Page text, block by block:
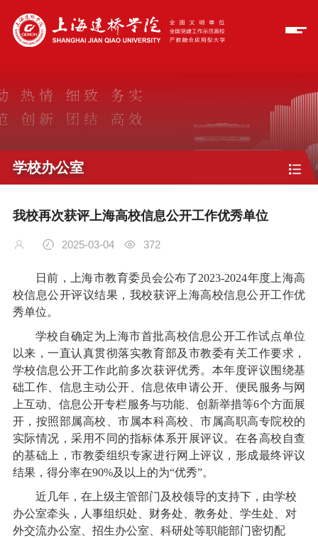
学校办公室
我校再次获评上海高校信息公开工作优秀单位
2025-03-04 372
日前，上海市教育委员会公布了2023-2024年度上海高
校信息公开评议结果，我校获评上海高校信息公开工作优
秀单位。
学校自确定为上海市首批高校信息公开工作试点单位
以来，一直认真贯彻落实教育部及市教委有关工作要求，
学校信息公开工作此前多次获评优秀。本年度评议围绕基
础工作、信息主动公开、信息依申请公开、便民服务与网
上互动、信息公开专栏服务与功能、创新举措等6个方面展
开，按照部属高校、市属本科高校、市属高职高专院校的
实际情况，采用不同的指标体系开展评议。在各高校自查
的基础上，市教委组织专家进行网上评议，形成最终评议
结果，得分率在90%及以上的为“优秀”。
近几年，在上级主管部门及校领导的支持下，由学校
办公室牵头，人事组织处、财务处、教务处、学生处、对
外交流办公室、招生办公室、科研处等职能部门密切配